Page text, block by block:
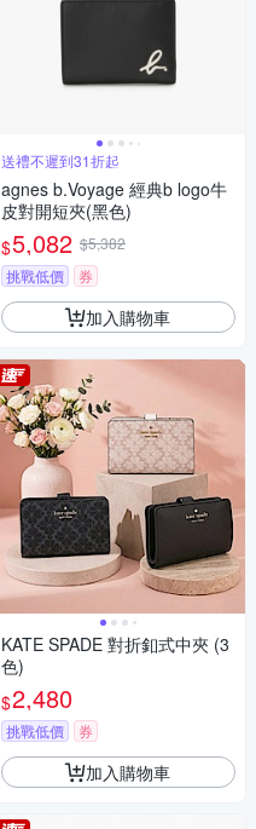
送禮不遲到31折起
agnes b.Voyage 經典b logo牛
皮對開短夾(黑色)
$5,082 $5,382
挑戰低價
券
加入購物車
KATE SPADE 對折釦式中夾 (3
色)
$2,480
挑戰低價 券
加入購物車